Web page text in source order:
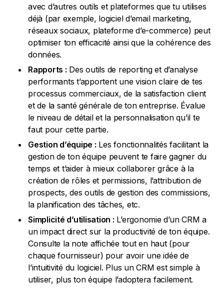
avec d’autres outils et plateformes que tu utilises
déjà (par exemple, logiciel d’email marketing,
réseaux sociaux, plateforme d’e-commerce) peut
optimiser ton efficacité ainsi que la cohérence des
données.
Rapports : Des outils de reporting et d’analyse
performants t’apportent une vision claire de tes
processus commerciaux, de la satisfaction client
et de la santé générale de ton entreprise. Évalue
le niveau de détail et la personnalisation qu’il te
faut pour cette partie.
Gestion d’équipe : Les fonctionnalités facilitant la
gestion de ton équipe peuvent te faire gagner du
temps et t’aider à mieux collaborer grâce à la
création de rôles et permissions, l’attribution de
prospects, des outils de gestion des commissions,
la planification des tâches, etc.
Simplicité d’utilisation : L’ergonomie d’un CRM a
un impact direct sur la productivité de ton équipe.
Consulte la note affichée tout en haut (pour
chaque fournisseur) pour avoir une idée de
l’intuitivité du logiciel. Plus un CRM est simple à
utiliser, plus ton équipe l’adoptera facilement.